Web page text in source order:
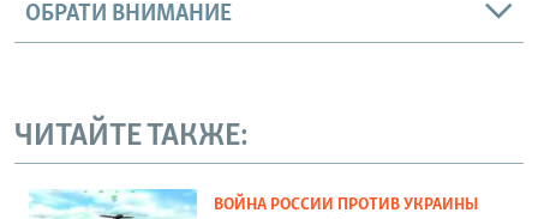
ОБРАТИ ВНИМАНИЕ
ЧИТАЙТЕ ТАКЖЕ:
ВОЙНА РОССИИ ПРОТИВ УКРАИНЫ